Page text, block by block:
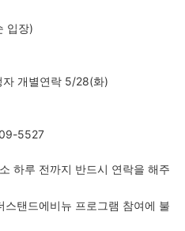
입장)
개별연락 5/28(화)
5527
하루 전까지 반드시 연락을 해주
탠드에비뉴 프로그램 참여에 불